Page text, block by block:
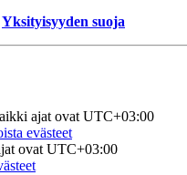
Yksityisyyden suoja
ajat ovat UTC+03:00
evästeet
ovat UTC+03:00